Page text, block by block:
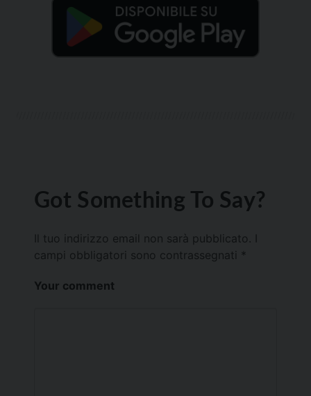
Got Something To Say?
Il tuo indirizzo email non sarà pubblicato.
campi obbligatori sono contrassegnati *
Your comment